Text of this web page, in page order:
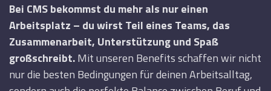
Bei CMS bekommst du mehr als nur einen
Arbeitsplatz – du wirst Teil eines Teams, das
Zusammenarbeit, Unterstützung und Spaß
großschreibt.Mit unseren Benefits schaffen wir nicht
nur die besten Bedingungen für deinen Arbeitsalltag,